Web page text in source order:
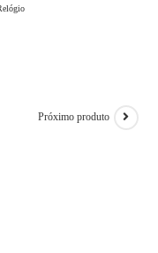
Próximo produto